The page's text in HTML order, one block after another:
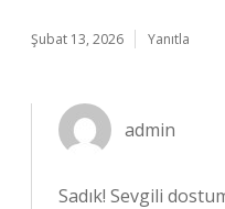
Şubat 13, 2026 Yanıtla
admin
Sadık! Sevgili